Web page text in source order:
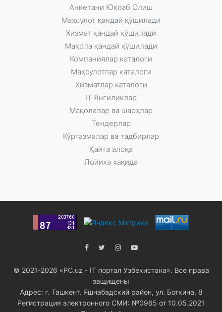
Анкетани Юклаб Олиш
Маҳсулот қандай қўшилади
Xизмат қандай қўшилади
Мақола қандай қўшилади
Компаниялар каталоги
Маҳсулотлар каталоги
Xизматлар каталоги
IT Янгиликлар
Мақолалар ва шарҳлар
Тендерлар
Кўргазмалар ва тадбирлар
Қайта алоқа
Лойиха хақида
© 2021-2026 «PC.uz - IT портал Узбекистана». Все права
защищены
Адрес: г. Ташкент, Яшнабадский район, ул. Боткина, 8
Регистрация электронного СМИ: №0965 от 10.05.2021